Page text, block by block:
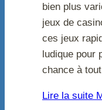
bien plus
jeux de
ces jeux
ludique pour
chance à
Lire la suite